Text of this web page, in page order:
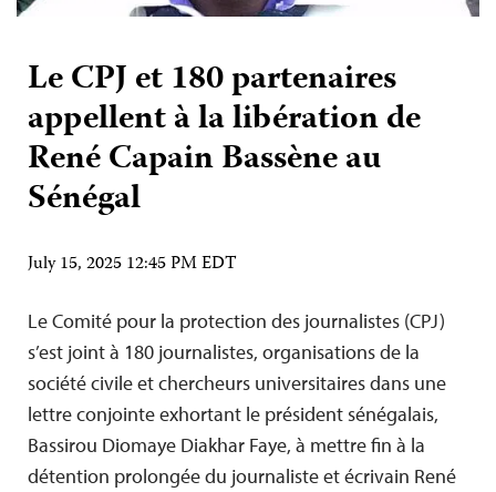
Le CPJ et 180 partenaires
appellent à la libération de
René Capain Bassène au
Sénégal
July 15, 2025 12:45 PM EDT
Le Comité pour la protection des journalistes (CPJ)
s’est joint à 180 journalistes, organisations de la
société civile et chercheurs universitaires dans une
lettre conjointe exhortant le président sénégalais,
Bassirou Diomaye Diakhar Faye, à mettre fin à la
détention prolongée du journaliste et écrivain René